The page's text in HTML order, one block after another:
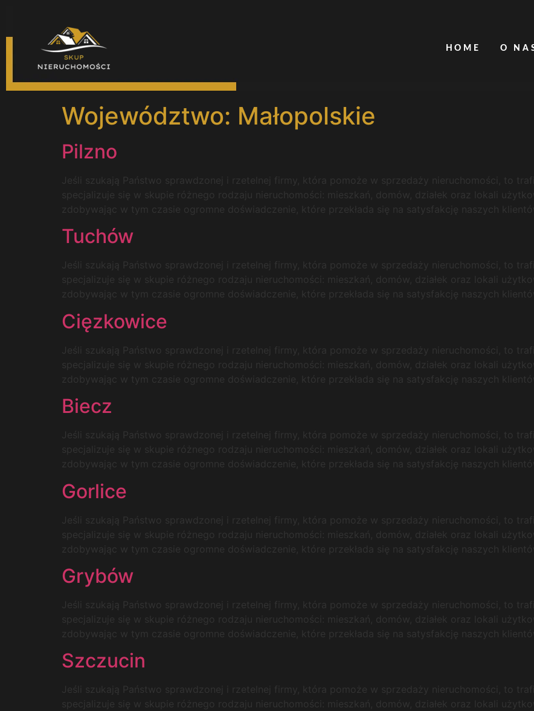
HOME O
Województwo: Małopolskie
Pilzno
Jeśli szukają Państwo sprawdzonej i rzetelnej firmy, która pomoże w sprzedaży nieruchomości, to
specjalizuje się w skupie różnego rodzaju nieruchomości: mieszkań, domów, działek oraz lokali
zdobywając w tym czasie ogromne doświadczenie, które przekłada się na satysfakcję naszych
Tuchów
Jeśli szukają Państwo sprawdzonej i rzetelnej firmy, która pomoże w sprzedaży nieruchomości, to
specjalizuje się w skupie różnego rodzaju nieruchomości: mieszkań, domów, działek oraz lokali
zdobywając w tym czasie ogromne doświadczenie, które przekłada się na satysfakcję naszych
Cięzkowice
Jeśli szukają Państwo sprawdzonej i rzetelnej firmy, która pomoże w sprzedaży nieruchomości, to
specjalizuje się w skupie różnego rodzaju nieruchomości: mieszkań, domów, działek oraz lokali
zdobywając w tym czasie ogromne doświadczenie, które przekłada się na satysfakcję naszych
Biecz
Jeśli szukają Państwo sprawdzonej i rzetelnej firmy, która pomoże w sprzedaży nieruchomości, to
specjalizuje się w skupie różnego rodzaju nieruchomości: mieszkań, domów, działek oraz lokali
zdobywając w tym czasie ogromne doświadczenie, które przekłada się na satysfakcję naszych
Gorlice
Jeśli szukają Państwo sprawdzonej i rzetelnej firmy, która pomoże w sprzedaży nieruchomości, to
specjalizuje się w skupie różnego rodzaju nieruchomości: mieszkań, domów, działek oraz lokali
zdobywając w tym czasie ogromne doświadczenie, które przekłada się na satysfakcję naszych
Grybów
Jeśli szukają Państwo sprawdzonej i rzetelnej firmy, która pomoże w sprzedaży nieruchomości, to
specjalizuje się w skupie różnego rodzaju nieruchomości: mieszkań, domów, działek oraz lokali
zdobywając w tym czasie ogromne doświadczenie, które przekłada się na satysfakcję naszych
Szczucin
Jeśli szukają Państwo sprawdzonej i rzetelnej firmy, która pomoże w sprzedaży nieruchomości, to
specjalizuje się w skupie różnego rodzaju nieruchomości: mieszkań, domów, działek oraz lokali